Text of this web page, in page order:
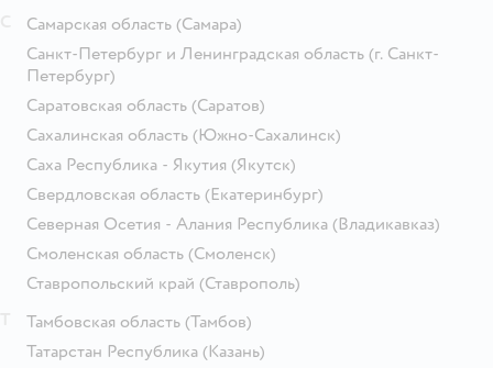
Самарская область (Самара)
Санкт-Петербург и Ленинградская область (г. Санкт-
Петербург)
Саратовская область (Саратов)
Сахалинская область (Южно-Сахалинск)
Саха Республика - Якутия (Якутск)
Свердловская область (Екатеринбург)
Северная Осетия - Алания Республика (Владикавказ)
Смоленская область (Смоленск)
Ставропольский край (Ставрополь)
Тамбовская область (Тамбов)
Татарстан Республика (Казань)